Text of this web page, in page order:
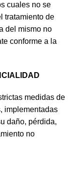
cuales no se
tratamiento de
del mismo no
conforme a la
medidas de
implementadas
daño, pérdida,
no